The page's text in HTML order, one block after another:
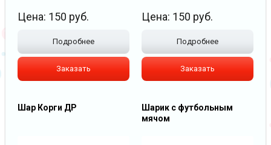
Цена: 150 руб.
Подробнее
Заказать
Цена: 150 руб.
Подробнее
Заказать
Шар Корги ДР
Шарик с футбольным
мячом